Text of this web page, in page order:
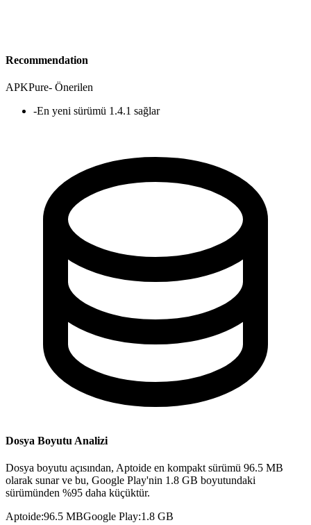
Recommendation
APKPure- Önerilen
-En yeni sürümü 1.4.1 sağlar
Dosya Boyutu Analizi
Dosya boyutu açısından, Aptoide en kompakt sürümü 96.5 MB
olarak sunar ve bu, Google Play'nin 1.8 GB boyutundaki
sürümünden %95 daha küçüktür.
Aptoide:96.5 MBGoogle Play:1.8 GB